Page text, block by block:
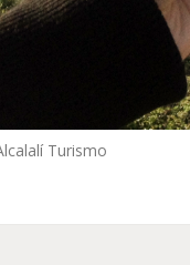
Turismo